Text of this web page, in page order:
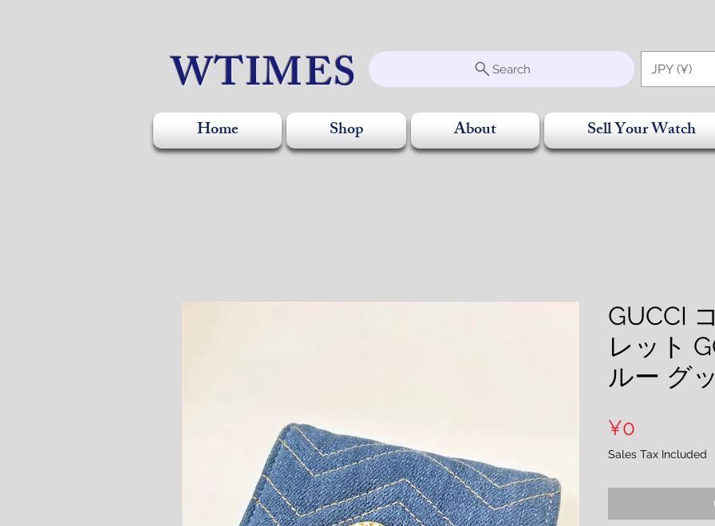
WTIMES Search JPY (¥)
Home Shop About Sell Your Watch
GUCCI
レット
ルー グ
¥0
Sales Tax Included